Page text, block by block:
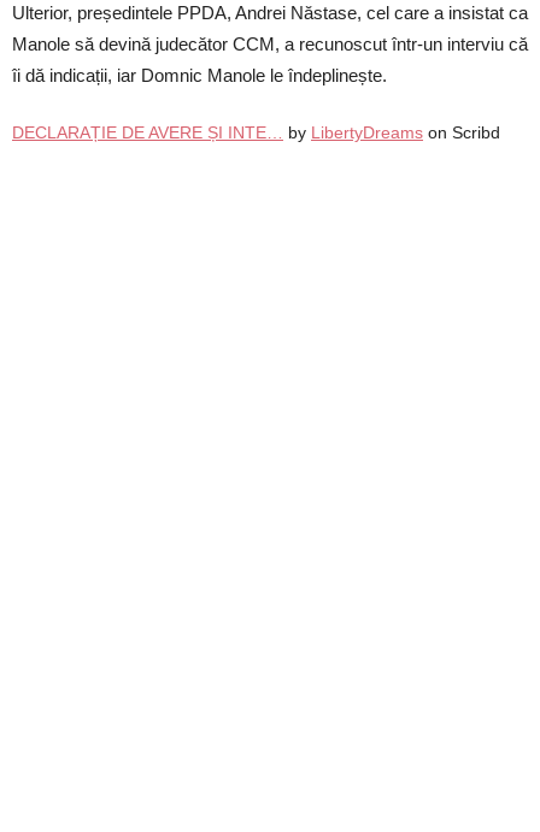
Ulterior, președintele PPDA, Andrei Năstase, cel care a insistat ca
Manole să devină judecător CCM, a recunoscut într-un interviu că
îi dă indicații, iar Domnic Manole le îndeplinește.
DECLARAȚIE DE AVERE ȘI INTE… by LibertyDreams on Scribd